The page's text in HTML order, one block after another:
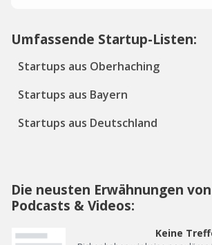
Umfassende Startup-Listen:
Startups aus Oberhaching
Startups aus Bayern
Startups aus Deutschland
Die neusten Erwähnungen von
Podcasts & Videos:
Keine